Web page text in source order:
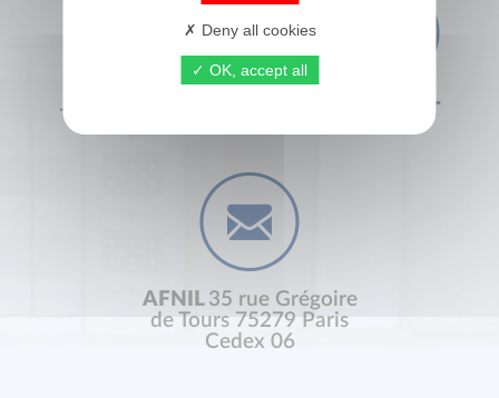
+33 (0) 1 44 41 29 19 CONTACT
AFNIL 35 rue Grégoire
de Tours 75279 Paris
Cedex 06
Deny all cookies
OK, accept all